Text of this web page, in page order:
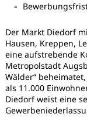
Der Markt Diedorf
Hausen, Kreppen,
eine aufstrebende
Metropolstadt
Wälder“
als 11.000
Diedorf weist eine